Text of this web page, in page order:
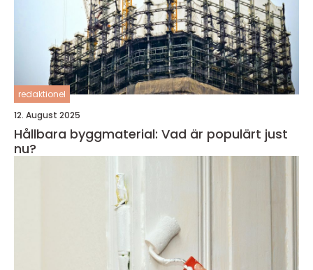
redaktionel
12. August 2025
Hållbara byggmaterial: Vad är populärt just
nu?